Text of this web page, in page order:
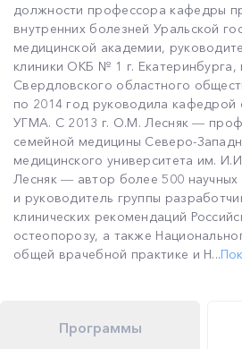
должности профессора кафедры
внутренних болезней Уральской
медицинской академии,
клиники ОКБ № 1 г. Екатеринбурга,
Свердловского областного
по 2014 год руководила кафедрой
УГМА. С 2013 г. О.М. Лесняк ―
семейной медицины Северо-
медицинского университета им.
Лесняк ― автор более 500 научных
и руководитель группы
клинических рекомендаций
остеопорозу, а также
общей врачебной практике и Н...
Программы